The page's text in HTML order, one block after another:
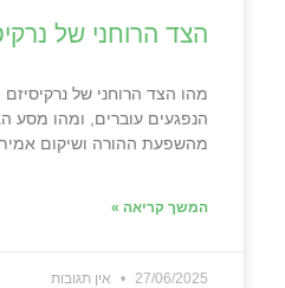
הצד הרוחני של
מהו הצד הרוחני של
הנפגעים עוברים, ומהו מסע
מהשפעת ההורה ושיקום
המשך קריאה »
27/06/2025 אין תגובות